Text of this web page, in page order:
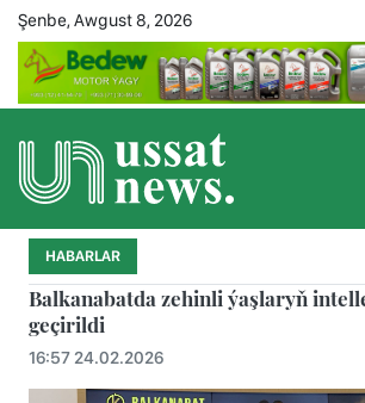
Şenbe, Awgust 8, 2026
HABARLAR
Balkanabatda zehinli ýaşlaryň
geçirildi
16:57 24.02.2026